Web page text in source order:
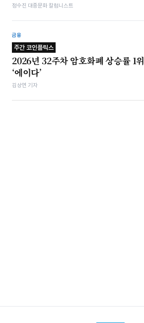
정수진 대중문화 칼럼니스트
금융
주간 코인플릭스
2026년 32주차 암호화폐 상승률 1위
‘에이다’
김상연 기자